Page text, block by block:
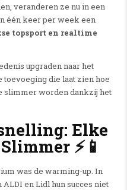
veranderen ze nu in een
één keer per week een
topsport en realtime
upgraden naar het
toevoeging die laat zien hoe
slimmer worden dankzij het
Elke
⚡📱
was de warming-up. In
en Lidl hun succes niet